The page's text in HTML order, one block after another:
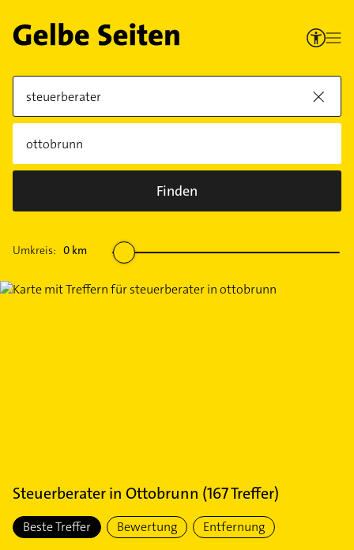
Finden
Umkreis: 0 km
Steuerberaterin Ottobrunn (167Treffer)
Beste Treffer Bewertung Entfernung